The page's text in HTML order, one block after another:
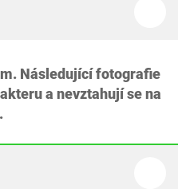
Následující fotografie
a nevztahují se na